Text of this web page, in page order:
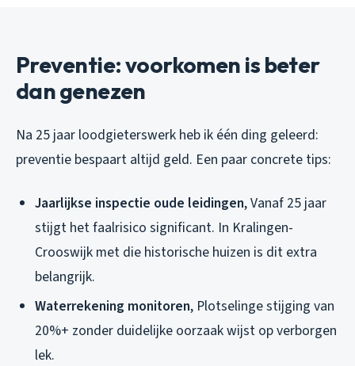
Preventie: voorkomen is beter
dan genezen
Na 25 jaar loodgieterswerk heb ik één ding geleerd:
preventie bespaart altijd geld. Een paar concrete tips:
Jaarlijkse inspectie oude leidingen, Vanaf 25 jaar
stijgt het faalrisico significant. In Kralingen-
Crooswijk met die historische huizen is dit extra
belangrijk.
Waterrekening monitoren, Plotselinge stijging van
20%+ zonder duidelijke oorzaak wijst op verborgen
lek.